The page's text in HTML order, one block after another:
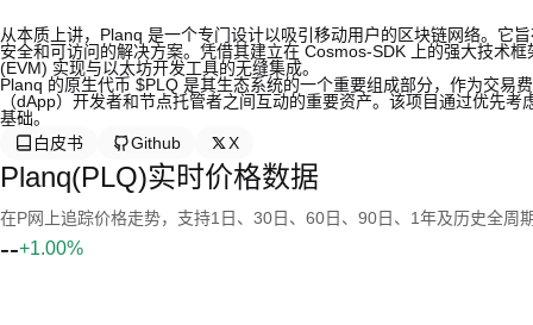
从本质上讲，Planq 是一个专门设计以吸引移动用户的区块链网络。它
安全和可访问的解决方案。凭借其建立在 Cosmos-SDK 上的强大技术
(EVM) 实现与以太坊开发工具的无缝集成。
Planq 的原生代币 $PLQ 是其生态系统的一个重要组成部分，作为交易
（dApp）开发者和节点托管者之间互动的重要资产。该项目通过优先
基础。
白皮书
Github X
Planq(PLQ)实时价格数据
在P网上追踪价格走势，支持1日、30日、60日、90日、1年及历史全周
--+1.00%